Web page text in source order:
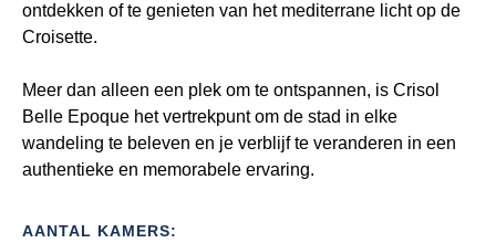
ontdekken of te genieten van het mediterrane licht op de
Croisette.
Meer dan alleen een plek om te ontspannen, is Crisol
Belle Epoque het vertrekpunt om de stad in elke
wandeling te beleven en je verblijf te veranderen in een
authentieke en memorabele ervaring.
AANTAL KAMERS: